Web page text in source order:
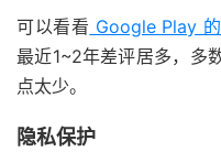
可以看看 Google Play
最近1~2年差评居多，多
点太少。
隐私保护